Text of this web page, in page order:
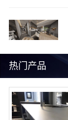
热门产品